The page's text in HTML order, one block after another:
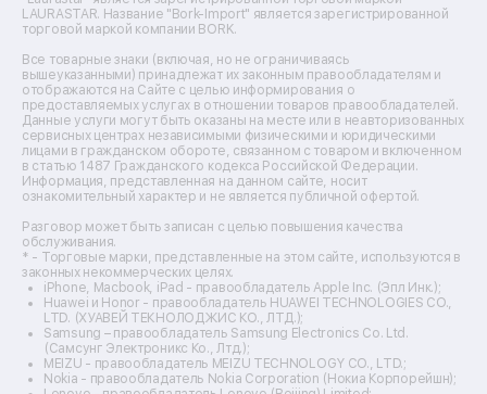
Ремонт водонагревателей
Ремонт вытяжек
Ремонт источников бесперебойного питания
Ремонт пароварок
Ремонт микшерных пультов
Ремонт dj-пультов
Ремонт кухонных плит
Ремонт стедикамов
Ремонт оптических прицелов
Ремонт электровелосипедов
Ремонт видеокамер
Ремонт эхолотов
Ремонт 3d-принтеров
Ремонт прицелов ночного видения
Ремонт винных шкафов
Ремонт выпрямителей
Ремонт сушилок для рук
Ремонт дальномеров
Ремонт снегоуборщиков
LAURASTAR. Название "Bork-Import" является зарегистрированной
торговой маркой компании BORK.
Все товарные знаки (включая, но не ограничиваясь
вышеуказанными) принадлежат их законным правообладателям и
отображаются на Сайте с целью информирования о
предоставляемых услугах в отношении товаров правообладателей.
Данные услуги могут быть оказаны на месте или в неавторизованных
сервисных центрах независимыми физическими и юридическими
лицами в гражданском обороте, связанном с товаром и включенном
в статью 1487 Гражданского кодекса Российской Федерации.
Информация, представленная на данном сайте, носит
ознакомительный характер и не является публичной офертой.
Разговор может быть записан с целью повышения качества
обслуживания.
* - Торговые марки, представленные на этом сайте, используются в
законных некоммерческих целях.
iPhone, Macbook, iPad - правообладатель Apple Inc. (Эпл Инк.);
Huawei и Honor - правообладатель HUAWEI TECHNOLOGIES CO.,
LTD. (ХУАВЕЙ ТЕКНОЛОДЖИС КО., ЛТД.);
Samsung – правообладатель Samsung Electronics Co. Ltd.
(Самсунг Электроникс Ко., Лтд.);
MEIZU - правообладатель MEIZU TECHNOLOGY CO., LTD.;
Nokia - правообладатель Nokia Corporation (Нокиа Корпорейшн);